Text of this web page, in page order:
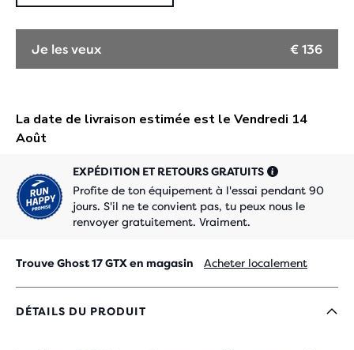
Je les veux € 136
EXPÉDITION ET RETOURS GRATUITS
Profite de ton équipement à l'essai pendant 90
jours. S'il ne te convient pas, tu peux nous le
renvoyer gratuitement. Vraiment.
Trouve Ghost 17 GTX en magasin Acheter localement
DÉTAILS DU PRODUIT